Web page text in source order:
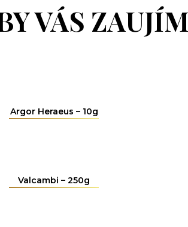
VÁS
Argor Heraeus – 10g
Valcambi – 250g